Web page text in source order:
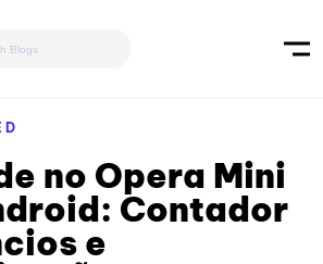
no Opera Mini
Contador
e